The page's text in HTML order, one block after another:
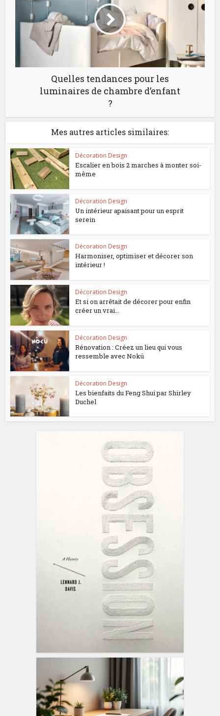
Quelles tendances pour les
luminaires de chambre d’enfant
?
Mes autres articles similaires:
Décoration Design
Escalier en bois 2 marches à monter soi-
même
Décoration Design
Un intérieur apaisant pour un esprit
serein
Décoration Design
Harmoniser, optimiser et décorer son
intérieur !
Décoration Design
Et si on arrêtait de décorer pour enfin
créer un vrai...
Décoration Design
Rénovation : Créez un lieu qui vous
ressemble avec Nokü
Décoration Design
Les bienfaits du Feng Shui par Shirley
Duchel